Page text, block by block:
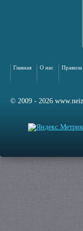
Главная О нас Правила
© 2009 - 2026
сайта